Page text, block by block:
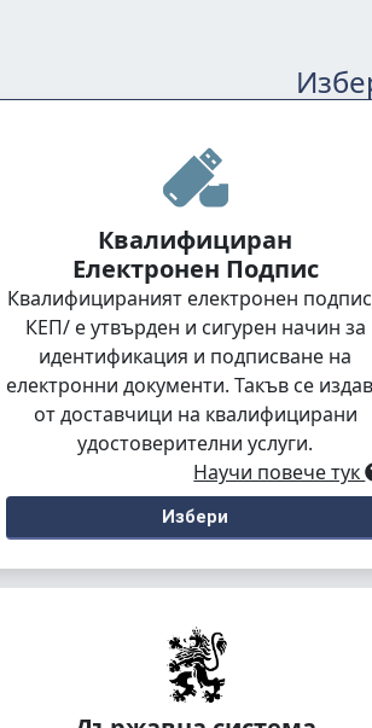
Квалифициран
Електронен Подпис
Квалифицираният електронен
КЕП/ е утвърден и сигурен начин за
идентификация и подписване на
електронни документи. Такъв се
от доставчици на квалифицирани
удостоверителни услуги.
Научи повече тук
Избери